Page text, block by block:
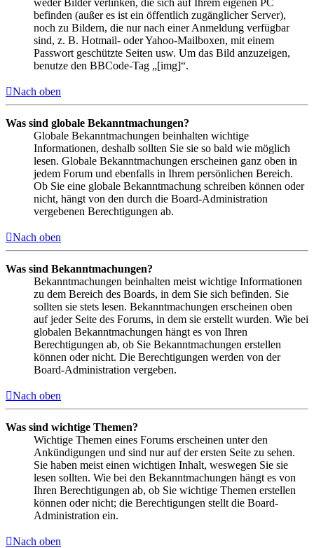
befinden (außer es ist ein öffentlich zugänglicher Server),
noch zu Bildern, die nur nach einer Anmeldung verfügbar
sind, z. B. Hotmail- oder Yahoo-Mailboxen, mit einem
Passwort geschützte Seiten usw. Um das Bild anzuzeigen,
benutze den BBCode-Tag „[img]“.
Nach oben
Was sind globale Bekanntmachungen?
Globale Bekanntmachungen beinhalten wichtige
Informationen, deshalb sollten Sie sie so bald wie möglich
lesen. Globale Bekanntmachungen erscheinen ganz oben in
jedem Forum und ebenfalls in Ihrem persönlichen Bereich.
Ob Sie eine globale Bekanntmachung schreiben können oder
nicht, hängt von den durch die Board-Administration
vergebenen Berechtigungen ab.
Nach oben
Was sind Bekanntmachungen?
Bekanntmachungen beinhalten meist wichtige Informationen
zu dem Bereich des Boards, in dem Sie sich befinden. Sie
sollten sie stets lesen. Bekanntmachungen erscheinen oben
auf jeder Seite des Forums, in dem sie erstellt wurden. Wie bei
globalen Bekanntmachungen hängt es von Ihren
Berechtigungen ab, ob Sie Bekanntmachungen erstellen
können oder nicht. Die Berechtigungen werden von der
Board-Administration vergeben.
Nach oben
Was sind wichtige Themen?
Wichtige Themen eines Forums erscheinen unter den
Ankündigungen und sind nur auf der ersten Seite zu sehen.
Sie haben meist einen wichtigen Inhalt, weswegen Sie sie
lesen sollten. Wie bei den Bekanntmachungen hängt es von
Ihren Berechtigungen ab, ob Sie wichtige Themen erstellen
können oder nicht; die Berechtigungen stellt die Board-
Administration ein.
Nach oben